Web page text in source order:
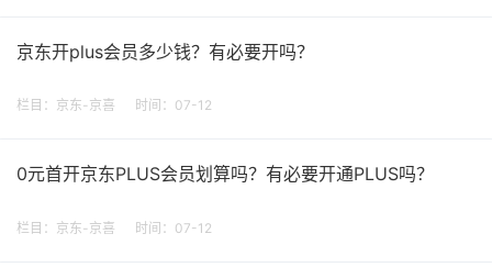
京东开plus会员多少钱？有必要开吗？
栏目： 京东-京喜 时间：07-12
0元首开京东PLUS会员划算吗？有必要开通PLUS吗？
栏目： 京东-京喜 时间：07-12